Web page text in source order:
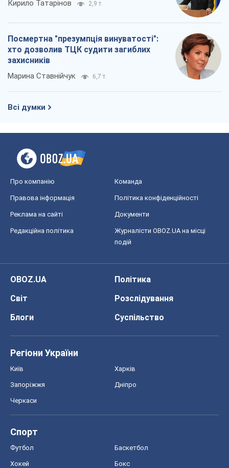
Кирило Татарінов 2,9 т.
Посмертна "презумпція винуватості":
хто дозволив ТЦК судити загиблих
захисників
Марина Ставнійчук 6,7 т.
Всі думки
Про компанію Команда
Правова інформація Політика конфіденційності
Реклама на сайті Документи
Редакційна політика
Журналісти OBOZ.UA на місці
подій
OBOZ.UA
Політика
Світ
Розслідування
Блоги
Суспільство
Регіони України
Київ Харків
Запоріжжя Дніпро
Черкаси
Спорт
Футбол Баскетбол
Хокей Бокс